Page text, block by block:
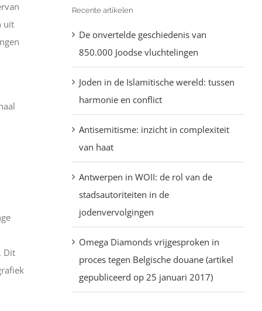
uit
Dit
Recente artikelen
De onvertelde geschiedenis van
850.000 Joodse vluchtelingen
Joden in de Islamitische wereld: tussen
harmonie en conflict
Antisemitisme: inzicht in complexiteit
van haat
Antwerpen in WOII: de rol van de
stadsautoriteiten in de
jodenvervolgingen
Omega Diamonds vrijgesproken in
proces tegen Belgische douane (artikel
gepubliceerd op 25 januari 2017)